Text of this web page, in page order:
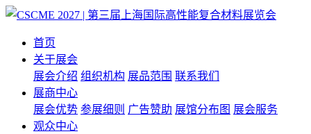
首页
关于展会
展会介绍 组织机构 展品范围 联系我们
展商中心
展会优势 参展细则 广告赞助 展馆分布图 展会服务
观众中心